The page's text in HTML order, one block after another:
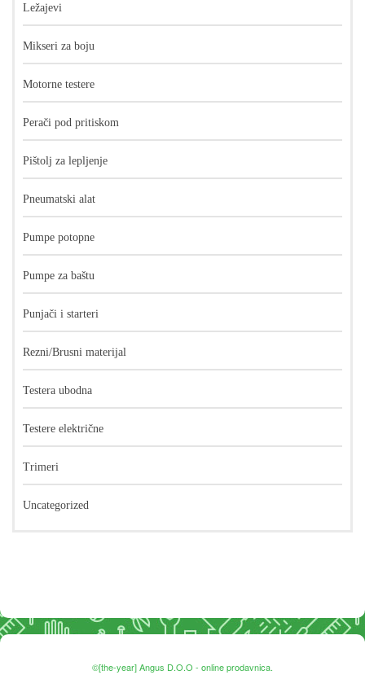
Ležajevi
Mikseri za boju
Motorne testere
Perači pod pritiskom
Pištolj za lepljenje
Pneumatski alat
Pumpe potopne
Pumpe za baštu
Punjači i starteri
Rezni/Brusni materijal
Testera ubodna
Testere električne
Trimeri
Uncategorized
©[the-year] Angus D.O.O - online prodavnica.